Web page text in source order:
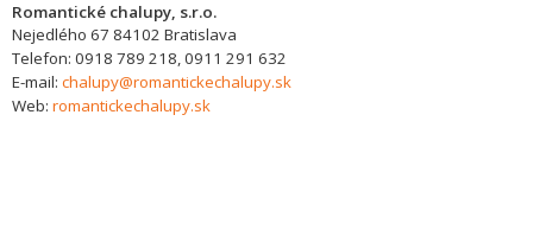
Romantické chalupy, s.r.o.
Nejedlého 67 84102 Bratislava
Telefon: 0918 789 218, 0911 291 632
E-mail: chalupy@romantickechalupy.sk
Web: romantickechalupy.sk